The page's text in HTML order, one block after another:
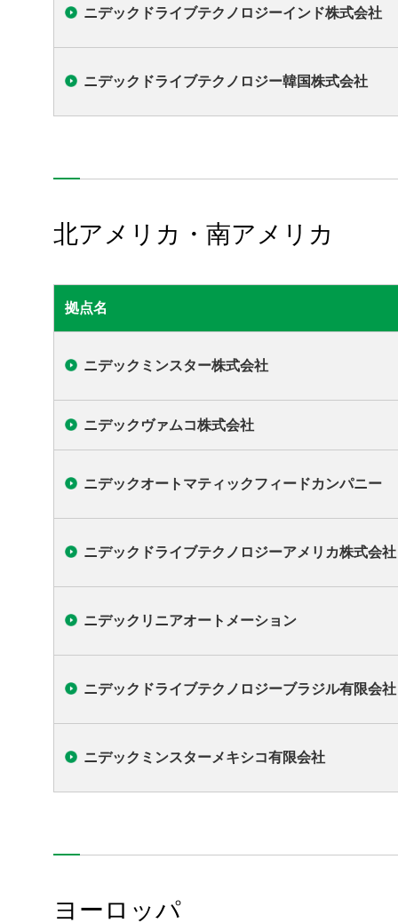
ニデックドライブテクノロジーインド株式会社
ニデックドライブテクノロジー韓国株式会社
北アメリカ・南アメリカ
拠点名
ニデックミンスター株式会社
ニデックヴァムコ株式会社
ニデックオートマティックフィードカンパニー
ニデックドライブテクノロジーアメリカ株式会社
ニデックリニアオートメーション
ニデックドライブテクノロジーブラジル有限会社
ニデックミンスターメキシコ有限会社
ヨーロッパ
製品情報
サポート・お問い合わせ
プライバシーポリシー